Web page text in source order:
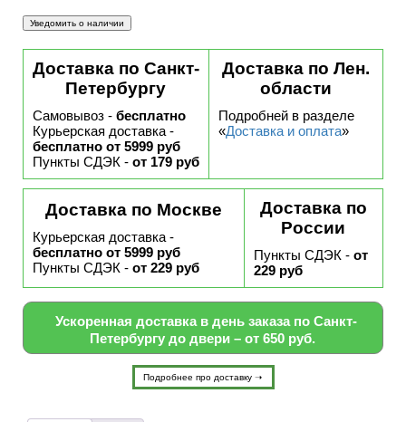
Доставка по Санкт-
Петербургу
Самовывоз - бесплатно
Курьерская доставка -
бесплатно от 5999 руб
Пункты СДЭК - от 179 руб
Доставка по Лен.
области
Подробней в разделе
«Доставка и оплата»
Доставка по Москве
Курьерская доставка -
бесплатно от 5999 руб
Пункты СДЭК - от 229 руб
Доставка по
России
Пункты СДЭК - от
229 руб
Ускоренная доставка в день заказа по Санкт-
Петербургу до двери – от 650 руб.
Подробнее про доставку ➝